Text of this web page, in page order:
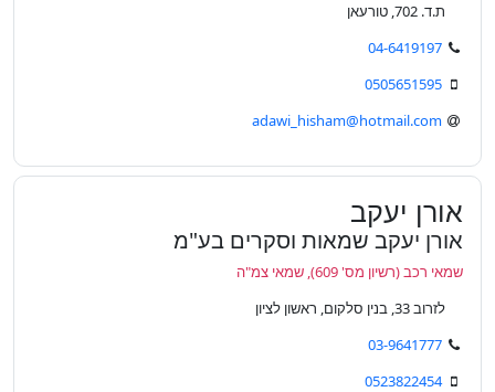
ת.ד. 702, טורעאן
04-6419197
0505651595
adawi_hisham@hotmail.com
אורן יעקב
אורן יעקב שמאות וסקרים בע"מ
שמאי רכב (רשיון מס' 609), שמאי צמ"ה
לזרוב 33, בנין סלקום, ראשון לציון
03-9641777
0523822454